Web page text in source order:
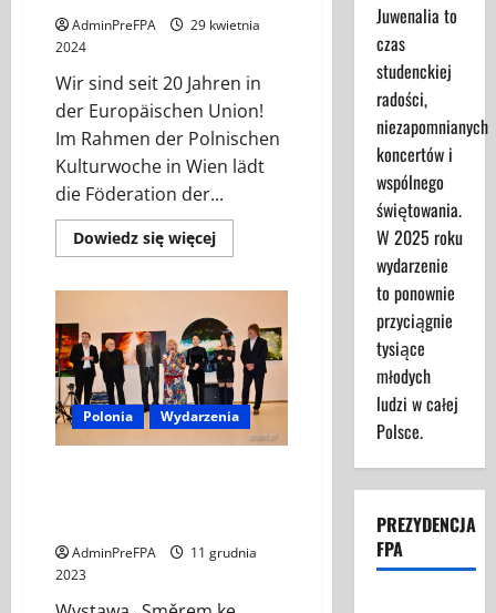
AdminPreFPA
29 kwietnia
2024
Wir sind seit 20 Jahren in
der Europäischen Union!
Im Rahmen der Polnischen
Kulturwoche in Wien lädt
die Föderation der...
Dowiedz się więcejDowiedz
się
Konzert
in
Hietzing,
01.06.2024
Polonia Wydarzenia
AdminPreFPA
11 grudnia
2023
Juwenalia to
czas
studenckiej
radości,
niezapomnianych
koncertów i
wspólnego
świętowania.
W 2025 roku
wydarzenie
to ponownie
przyciągnie
tysiące
młodych
ludzi w całej
Polsce.
PREZYDENCJA
FPA